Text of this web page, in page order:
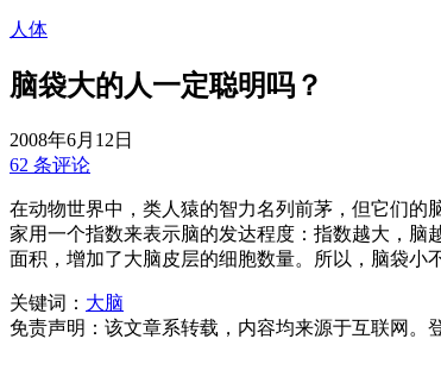
人体
脑袋大的人一定聪明吗？
2008年6月12日
62 条评论
在动物世界中，类人猿的智力名列前茅，但它们的
家用一个指数来表示脑的发达程度：指数越大，脑
面积，增加了大脑皮层的细胞数量。所以，脑袋小
关键词： 大脑
免责声明：该文章系转载，内容均来源于互联网